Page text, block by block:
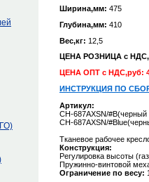
Ширина,мм: 475
Глубина,мм: 410
Вес,кг: 12,5
ЦЕНА РОЗНИЦА с
ЦЕНА ОПТ с НДС,руб:
ИНСТРУКЦИЯ ПО
Артикул:
CH-687AXSN/#B(черный
CH-687AXSN/
Тканевое рабочее
Конструкция:
Регулировка высоты
Пружинно-винтовой
Ограничение по весу: